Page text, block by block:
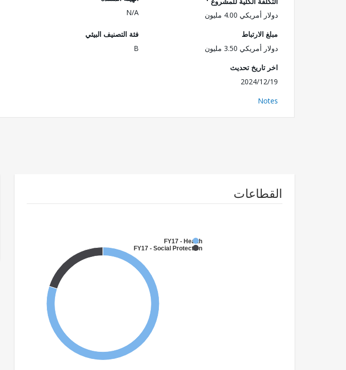
دولار أمريكي 4.00 مليون
N/A
مبلغ الارتباط
دولار أمريكي 3.50 مليون
فئة التصنيف البيئي
B
اخر تاريخ تحديث
2024/12/19
Notes
القطاعات
FY17 - Health
FY17 - Social Protection